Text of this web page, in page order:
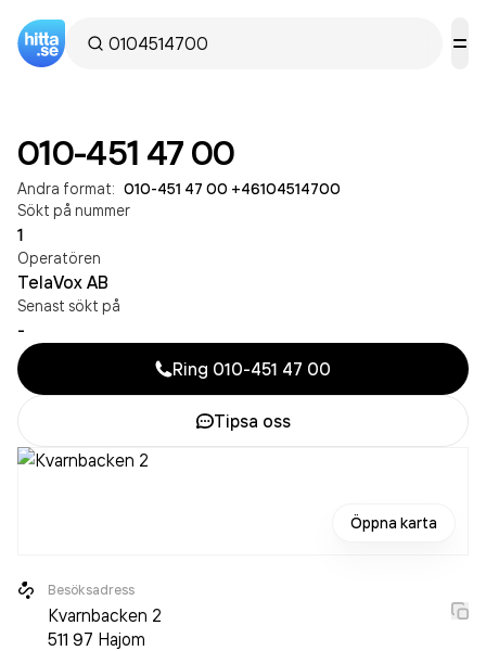
010-451 47 00
Andra format: 010-451 47 00 +46104514700
Sökt på nummer
1
Operatören
TelaVox AB
Senast sökt på
-
Ring 010-451 47 00
Tipsa oss
Öppna karta
Besöksadress
Kvarnbacken 2
511 97 Hajom